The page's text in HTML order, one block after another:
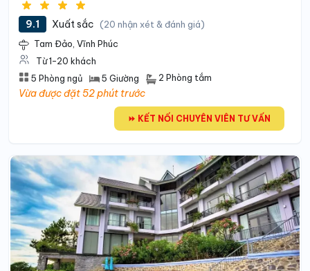
9.1 Xuất sắc (20 nhận xét & đánh giá)
Tam Đảo, Vĩnh Phúc
Từ 1-20 khách
5 Phòng ngủ
5 Giường 2 Phòng tắm
Vừa được đặt 52 phút trước
⏩ KẾT NỐI CHUYÊN VIÊN TƯ VẤN